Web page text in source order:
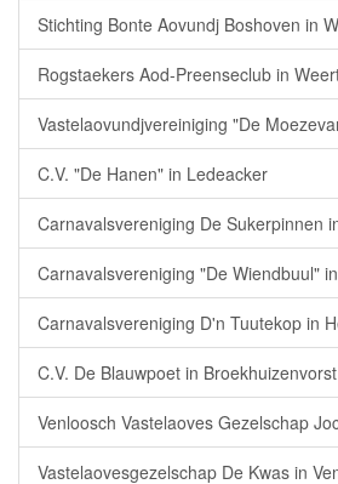
Stichting Bonte Aovundj Boshoven in
Rogstaekers Aod-Preenseclub in
Vastelaovundjvereiniging "De
C.V. "De Hanen" in Ledeacker
Carnavalsvereniging De Sukerpinnen
Carnavalsvereniging "De Wiendbuul"
Carnavalsvereniging D'n Tuutekop in
C.V. De Blauwpoet in Broekhuizenvorst
Venloosch Vastelaoves Gezelschap
Vastelaovesgezelschap De Kwas in